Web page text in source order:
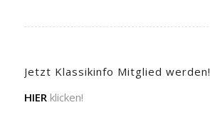
Jetzt Klassikinfo Mitglied werden!
HIERklicken!